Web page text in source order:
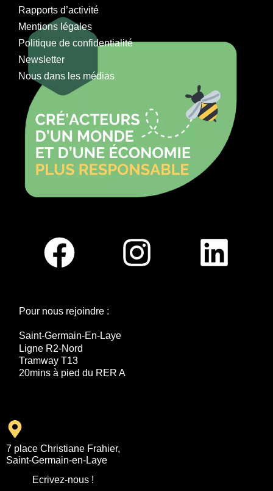
Rapports d’activité
Mentions légales
Politique de confidentialité
Newsletter
Nous dans les médias
Pour nous rejoindre :
Saint-Germain-En-Laye
Ligne R2-Nord
Tramway T13
20mins à pied du RER A
7 place Christiane Frahier,
Saint-Germain-en-Laye
Ecrivez-nous !